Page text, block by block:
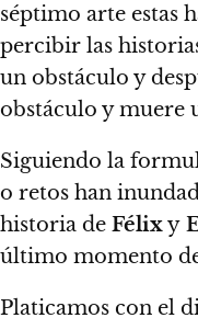
séptimo arte estas
percibir las
un obstáculo y
obstáculo y muere
Siguiendo la
o retos han
historia de Félixy
último momento
Platicamos con el